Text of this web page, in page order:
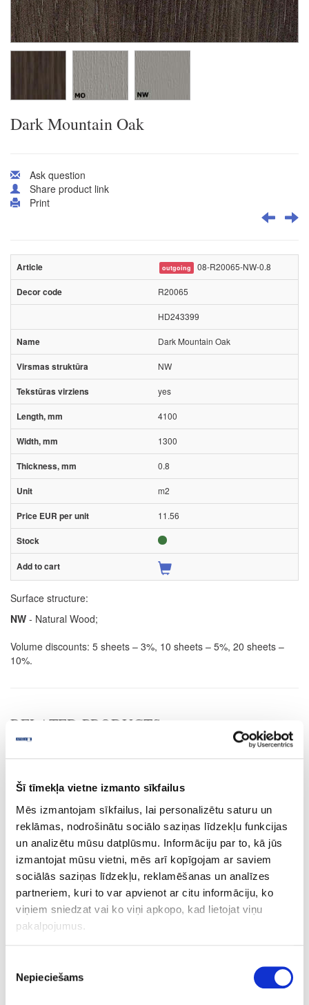
Šī tīmekļa vietne izmanto sīkfailus
Mēs izmantojam sīkfailus, lai personalizētu saturu un
reklāmas, nodrošinātu sociālo saziņas līdzekļu funkcijas
un analizētu mūsu datplūsmu. Informāciju par to, kā jūs
izmantojat mūsu vietni, mēs arī kopīgojam ar saviem
sociālās saziņas līdzekļu, reklamēšanas un analīzes
partneriem, kuri to var apvienot ar citu informāciju, ko
viņiem sniedzat vai ko viņi apkopo, kad lietojat viņu
pakalpojumus.
izvēle
Nepieciešams
Dark Mountain Oak
Ask question
Share product link
Print
outgoing 08-R20065-NW-0.8
R20065
HD243399
Dark Mountain Oak
NW
yes
4100
1300
0.8
m2
11.56
Surface structure:
NW - Natural Wood;
Volume discounts: 5 sheets – 3%, 10 sheets – 5%, 20 sheets –
10%.
RELATED PRODUCTS
Wood and fantasy decors
10-HD243399-22-1
HD243399/R20065/H3399
MO